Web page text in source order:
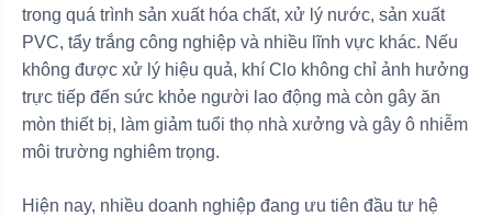
trong quá trình sản xuất hóa chất, xử lý nước, sản xuất
PVC, tẩy trắng công nghiệp và nhiều lĩnh vực khác. Nếu
không được xử lý hiệu quả, khí Clo không chỉ ảnh hưởng
trực tiếp đến sức khỏe người lao động mà còn gây ăn
mòn thiết bị, làm giảm tuổi thọ nhà xưởng và gây ô nhiễm
môi trường nghiêm trọng.
Hiện nay, nhiều doanh nghiệp đang ưu tiên đầu tư hệ